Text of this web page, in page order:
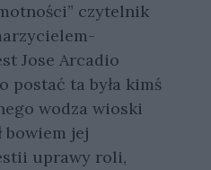
czytelnik
Jose Arcadio
postać ta była kimś
wodza wioski
bowiem jej
uprawy roli,